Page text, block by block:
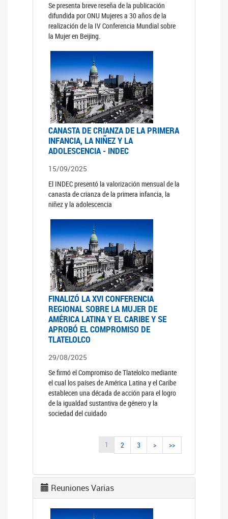
Se presenta breve reseña de la publicación
difundida por ONU Mujeres a 30 años de la
realización de la IV Conferencia Mundial sobre
la Mujer en Beijing.
CANASTA DE CRIANZA DE LA PRIMERA
INFANCIA, LA NIÑEZ Y LA
ADOLESCENCIA - INDEC
15/09/2025
El INDEC presentó la valorización mensual de la
canasta de crianza de la primera infancia, la
niñez y la adolescencia
FINALIZÓ LA XVI CONFERENCIA
REGIONAL SOBRE LA MUJER DE
AMÉRICA LATINA Y EL CARIBE Y SE
APROBÓ EL COMPROMISO DE
TLATELOLCO
29/08/2025
Se firmó el Compromiso de Tlatelolco mediante
el cual los países de América Latina y el Caribe
establecen una década de acción para el logro
de la igualdad sustantiva de género y la
sociedad del cuidado
1 2 3 > >>
Reuniones Varias